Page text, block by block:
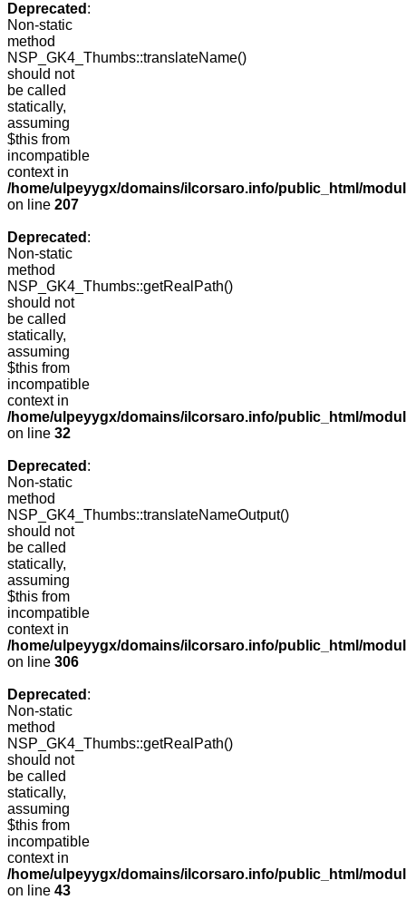
Deprecated :
Non-static
method
NSP_GK4_Thumbs::translateName()
should not
be called
statically,
assuming
$this from
incompatible
context in
/home/ulpeyygx/domains/ilcorsaro.info/public_html/
on line 207
Deprecated :
Non-static
method
NSP_GK4_Thumbs::getRealPath()
should not
be called
statically,
assuming
$this from
incompatible
context in
/home/ulpeyygx/domains/ilcorsaro.info/public_html/
on line 32
Deprecated :
Non-static
method
NSP_GK4_Thumbs::translateNameOutput()
should not
be called
statically,
assuming
$this from
incompatible
context in
/home/ulpeyygx/domains/ilcorsaro.info/public_html/
on line 306
Deprecated :
Non-static
method
NSP_GK4_Thumbs::getRealPath()
should not
be called
statically,
assuming
$this from
incompatible
context in
/home/ulpeyygx/domains/ilcorsaro.info/public_html/
on line 43